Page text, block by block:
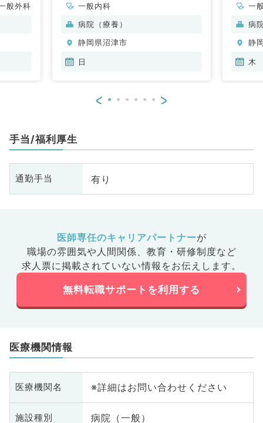
般外科
一般内科
病院（療養）
静岡県沼津市
日
一
病
静
木
< >
手当/福利厚生
通勤手当 有り
医師専任のキャリアパートナーが
職場の雰囲気や人間関係、 教育・研修制度など
求人票に掲載されていない情報をお伝えします。
無料転職サポートを利用する
医療機関情報
医療機関名 ※詳細はお問い合わせください
施設種別 病院（一般）